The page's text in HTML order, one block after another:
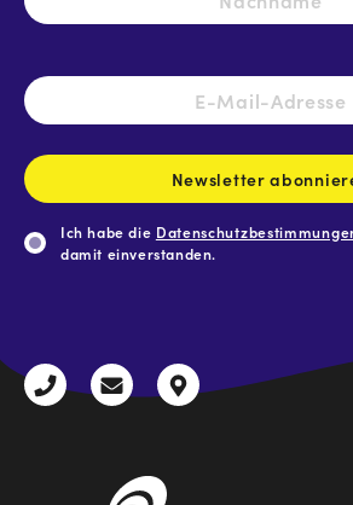
E-
Mail-
Newsletter
Ich habe die
damit einverstanden.
+43
radio@freequenns.at
Kulturhausstraße